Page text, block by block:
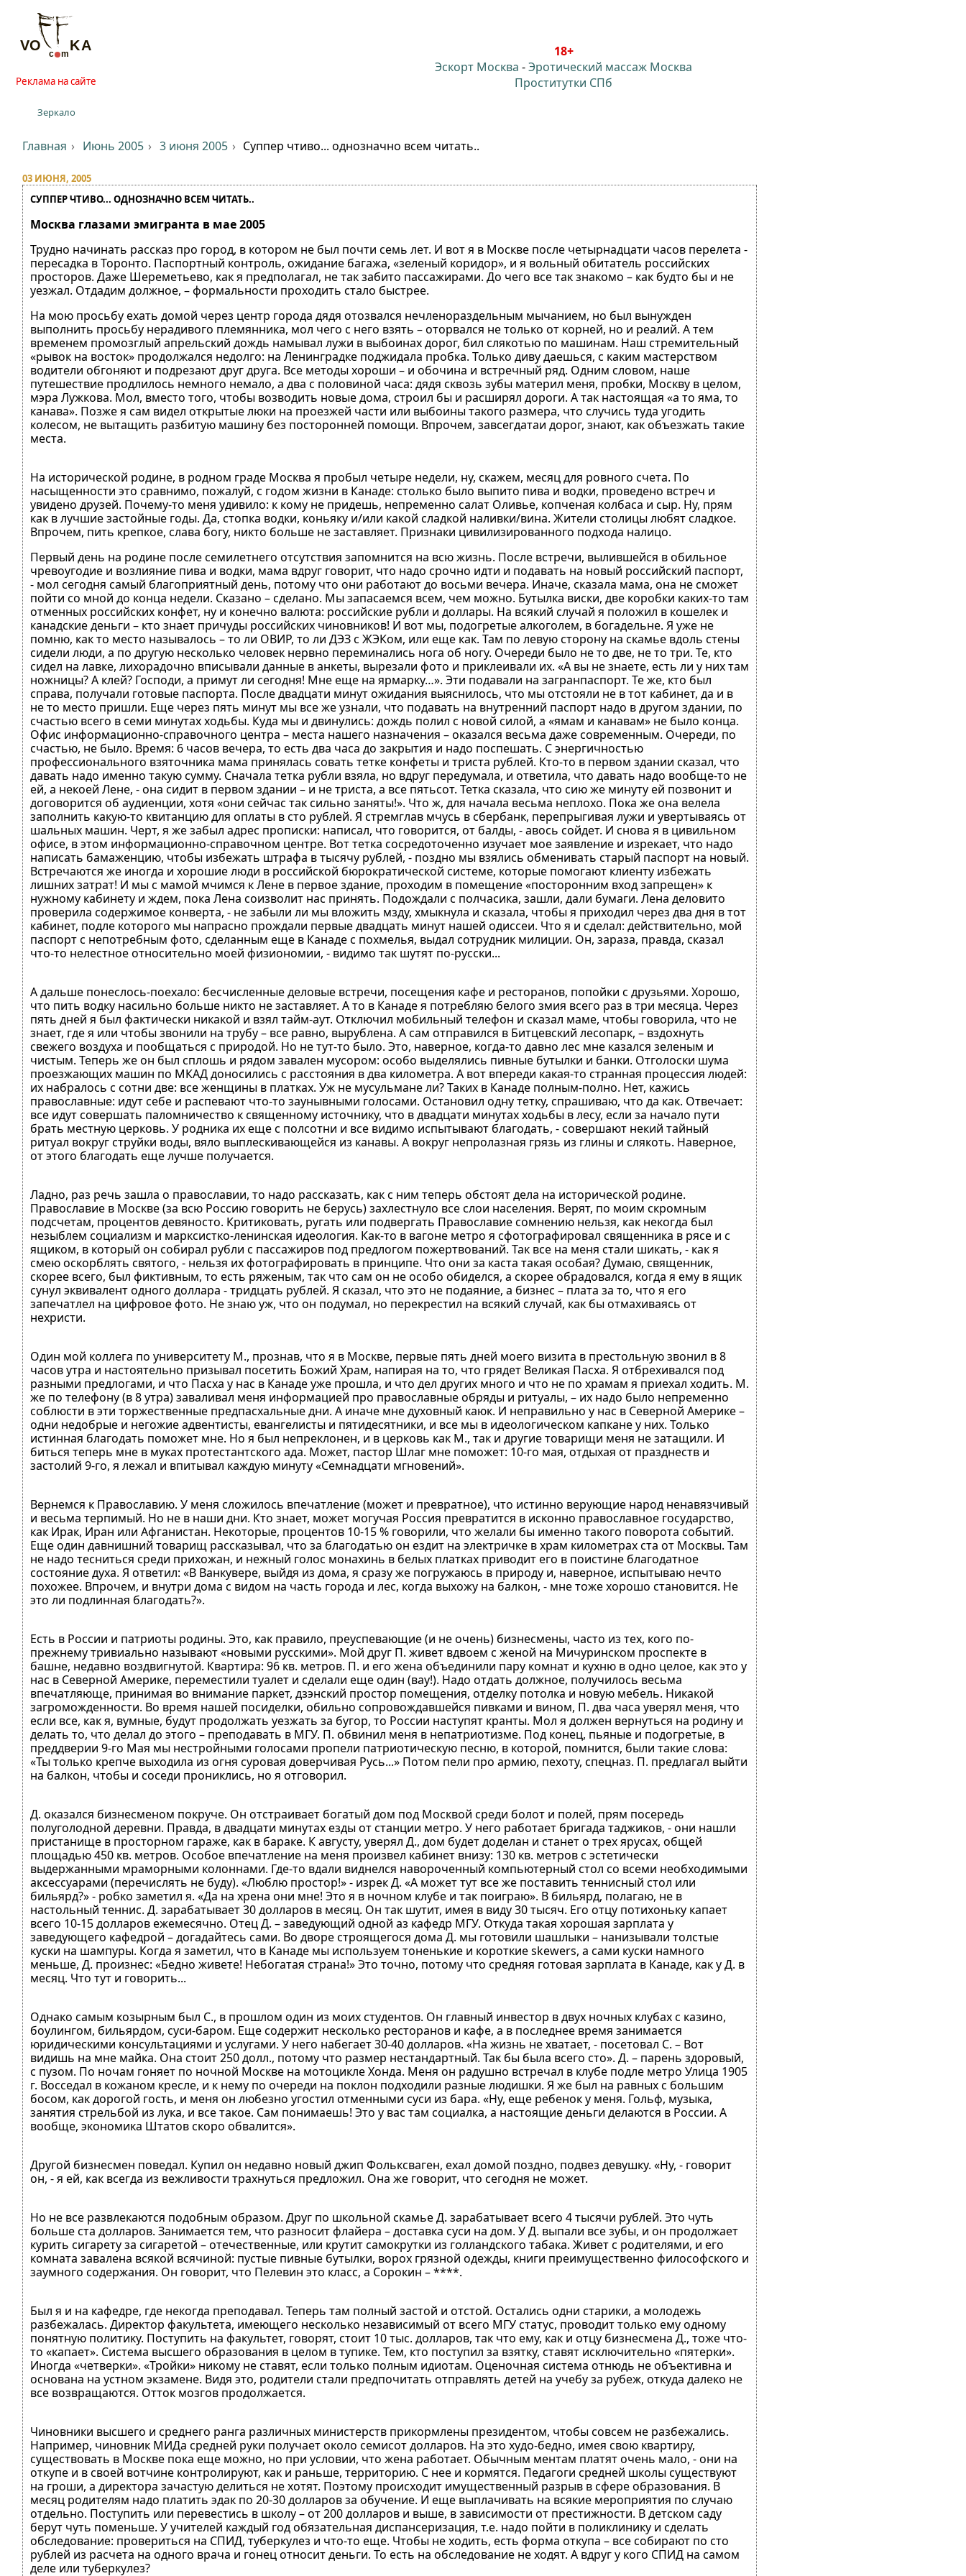
Реклама на сайте
Зеркало
18+
Эскорт Москва -Эротический массаж Москва
Проститутки СПб
Главная Июнь 2005 3 июня 2005 Суппер чтиво... однозначно всем читать..
03 ИЮНЯ, 2005
СУППЕР ЧТИВО... ОДНОЗНАЧНО ВСЕМ ЧИТАТЬ..
Москва глазами эмигранта в мае 2005
Трудно начинать рассказ про город, в котором не был почти семь лет. И вот я в Москве после четырнадцати часов перелета -
пересадка в Торонто. Паспортный контроль, ожидание багажа, «зеленый коридор», и я вольный обитатель российских
просторов. Даже Шереметьево, как я предполагал, не так забито пассажирами. До чего все так знакомо – как будто бы и не
уезжал. Отдадим должное, – формальности проходить стало быстрее.
На мою просьбу ехать домой через центр города дядя отозвался нечленораздельным мычанием, но был вынужден
выполнить просьбу нерадивого племянника, мол чего с него взять – оторвался не только от корней, но и реалий. А тем
временем промозглый апрельский дождь намывал лужи в выбоинах дорог, бил слякотью по машинам. Наш стремительный
«рывок на восток» продолжался недолго: на Ленинградке поджидала пробка. Только диву даешься, с каким мастерством
водители обгоняют и подрезают друг друга. Все методы хороши – и обочина и встречный ряд. Одним словом, наше
путешествие продлилось немного немало, а два с половиной часа: дядя сквозь зубы материл меня, пробки, Москву в целом,
мэра Лужкова. Мол, вместо того, чтобы возводить новые дома, строил бы и расширял дороги. А так настоящая «а то яма, то
канава». Позже я сам видел открытые люки на проезжей части или выбоины такого размера, что случись туда угодить
колесом, не вытащить разбитую машину без посторонней помощи. Впрочем, завсегдатаи дорог, знают, как объезжать такие
места.
На исторической родине, в родном граде Москва я пробыл четыре недели, ну, скажем, месяц для ровного счета. По
насыщенности это сравнимо, пожалуй, с годом жизни в Канаде: столько было выпито пива и водки, проведено встреч и
увидено друзей. Почему-то меня удивило: к кому не придешь, непременно салат Оливье, копченая колбаса и сыр. Ну, прям
как в лучшие застойные годы. Да, стопка водки, коньяку и/или какой сладкой наливки/вина. Жители столицы любят сладкое.
Впрочем, пить крепкое, слава богу, никто больше не заставляет. Признаки цивилизированного подхода налицо.
Первый день на родине после семилетнего отсутствия запомнится на всю жизнь. После встречи, вылившейся в обильное
чревоугодие и возлияние пива и водки, мама вдруг говорит, что надо срочно идти и подавать на новый российский паспорт,
- мол сегодня самый благоприятный день, потому что они работают до восьми вечера. Иначе, сказала мама, она не сможет
пойти со мной до конца недели. Сказано – сделано. Мы запасаемся всем, чем можно. Бутылка виски, две коробки каких-то там
отменных российских конфет, ну и конечно валюта: российские рубли и доллары. На всякий случай я положил в кошелек и
канадские деньги – кто знает причуды российских чиновников! И вот мы, подогретые алкоголем, в богадельне. Я уже не
помню, как то место называлось – то ли ОВИР, то ли ДЭЗ с ЖЭКом, или еще как. Там по левую сторону на скамье вдоль стены
сидели люди, а по другую несколько человек нервно переминались нога об ногу. Очереди было не то две, не то три. Те, кто
сидел на лавке, лихорадочно вписывали данные в анкеты, вырезали фото и приклеивали их. «А вы не знаете, есть ли у них там
ножницы? А клей? Господи, а примут ли сегодня! Мне еще на ярмарку…». Эти подавали на загранпаспорт. Те же, кто был
справа, получали готовые паспорта. После двадцати минут ожидания выяснилось, что мы отстояли не в тот кабинет, да и в
не то место пришли. Еще через пять минут мы все же узнали, что подавать на внутренний паспорт надо в другом здании, по
счастью всего в семи минутах ходьбы. Куда мы и двинулись: дождь полил с новой силой, а «ямам и канавам» не было конца.
Офис информационно-справочного центра – места нашего назначения – оказался весьма даже современным. Очереди, по
счастью, не было. Время: 6 часов вечера, то есть два часа до закрытия и надо поспешать. С энергичностью
профессионального взяточника мама принялась совать тетке конфеты и триста рублей. Кто-то в первом здании сказал, что
давать надо именно такую сумму. Сначала тетка рубли взяла, но вдруг передумала, и ответила, что давать надо вообще-то не
ей, а некоей Лене, - она сидит в первом здании – и не триста, а все пятьсот. Тетка сказала, что сию же минуту ей позвонит и
договорится об аудиенции, хотя «они сейчас так сильно заняты!». Что ж, для начала весьма неплохо. Пока же она велела
заполнить какую-то квитанцию для оплаты в сто рублей. Я стремглав мчусь в сбербанк, перепрыгивая лужи и увертываясь от
шальных машин. Черт, я же забыл адрес прописки: написал, что говорится, от балды, - авось сойдет. И снова я в цивильном
офисе, в этом информационно-справочном центре. Вот тетка сосредоточенно изучает мое заявление и изрекает, что надо
написать бамаженцию, чтобы избежать штрафа в тысячу рублей, - поздно мы взялись обменивать старый паспорт на новый.
Встречаются же иногда и хорошие люди в российской бюрократической системе, которые помогают клиенту избежать
лишних затрат! И мы с мамой мчимся к Лене в первое здание, проходим в помещение «посторонним вход запрещен» к
нужному кабинету и ждем, пока Лена соизволит нас принять. Подождали с полчасика, зашли, дали бумаги. Лена деловито
проверила содержимое конверта, - не забыли ли мы вложить мзду, хмыкнула и сказала, чтобы я приходил через два дня в тот
кабинет, подле которого мы напрасно прождали первые двадцать минут нашей одиссеи. Что я и сделал: действительно, мой
паспорт с непотребным фото, сделанным еще в Канаде с похмелья, выдал сотрудник милиции. Он, зараза, правда, сказал
что-то нелестное относительно моей физиономии, - видимо так шутят по-русски...
А дальше понеслось-поехало: бесчисленные деловые встречи, посещения кафе и ресторанов, попойки с друзьями. Хорошо,
что пить водку насильно больше никто не заставляет. А то в Канаде я потребляю белого змия всего раз в три месяца. Через
пять дней я был фактически никакой и взял тайм-аут. Отключил мобильный телефон и сказал маме, чтобы говорила, что не
знает, где я или чтобы звонили на трубу – все равно, вырублена. А сам отправился в Битцевский лесопарк, – вздохнуть
свежего воздуха и пообщаться с природой. Но не тут-то было. Это, наверное, когда-то давно лес мне казался зеленым и
чистым. Теперь же он был сплошь и рядом завален мусором: особо выделялись пивные бутылки и банки. Отголоски шума
проезжающих машин по МКАД доносились с расстояния в два километра. А вот впереди какая-то странная процессия людей:
их набралось с сотни две: все женщины в платках. Уж не мусульмане ли? Таких в Канаде полным-полно. Нет, кажись
православные: идут себе и распевают что-то заунывными голосами. Остановил одну тетку, спрашиваю, что да как. Отвечает:
все идут совершать паломничество к священному источнику, что в двадцати минутах ходьбы в лесу, если за начало пути
брать местную церковь. У родника их еще с полсотни и все видимо испытывают благодать, - совершают некий тайный
ритуал вокруг струйки воды, вяло выплескивающейся из канавы. А вокруг непролазная грязь из глины и слякоть. Наверное,
от этого благодать еще лучше получается.
Ладно, раз речь зашла о православии, то надо рассказать, как с ним теперь обстоят дела на исторической родине.
Православие в Москве (за всю Россию говорить не берусь) захлестнуло все слои населения. Верят, по моим скромным
подсчетам, процентов девяносто. Критиковать, ругать или подвергать Православие сомнению нельзя, как некогда был
незыблем социализм и марксистко-ленинская идеология. Как-то в вагоне метро я сфотографировал священника в рясе и с
ящиком, в который он собирал рубли с пассажиров под предлогом пожертвований. Так все на меня стали шикать, - как я
смею оскорблять святого, - нельзя их фотографировать в принципе. Что они за каста такая особая? Думаю, священник,
скорее всего, был фиктивным, то есть ряженым, так что сам он не особо обиделся, а скорее обрадовался, когда я ему в ящик
сунул эквивалент одного доллара - тридцать рублей. Я сказал, что это не подаяние, а бизнес – плата за то, что я его
запечатлел на цифровое фото. Не знаю уж, что он подумал, но перекрестил на всякий случай, как бы отмахиваясь от
нехристи.
Один мой коллега по университету М., прознав, что я в Москве, первые пять дней моего визита в престольную звонил в 8
часов утра и настоятельно призывал посетить Божий Храм, напирая на то, что грядет Великая Пасха. Я отбрехивался под
разными предлогами, и что Пасха у нас в Канаде уже прошла, и что дел других много и что не по храмам я приехал ходить. М.
же по телефону (в 8 утра) заваливал меня информацией про православные обряды и ритуалы, – их надо было непременно
соблюсти в эти торжественные предпасхальные дни. А иначе мне духовный каюк. И неправильно у нас в Северной Америке –
одни недобрые и негожие адвентисты, евангелисты и пятидесятники, и все мы в идеологическом капкане у них. Только
истинная благодать поможет мне. Но я был непреклонен, и в церковь как М., так и другие товарищи меня не затащили. И
биться теперь мне в муках протестантского ада. Может, пастор Шлаг мне поможет: 10-го мая, отдыхая от празднеств и
застолий 9-го, я лежал и впитывал каждую минуту «Семнадцати мгновений».
Вернемся к Православию. У меня сложилось впечатление (может и превратное), что истинно верующие народ ненавязчивый
и весьма терпимый. Но не в наши дни. Кто знает, может могучая Россия превратится в исконно православное государство,
как Ирак, Иран или Афганистан. Некоторые, процентов 10-15 % говорили, что желали бы именно такого поворота событий.
Еще один давнишний товарищ рассказывал, что за благодатью он ездит на электричке в храм километрах ста от Москвы. Там
не надо тесниться среди прихожан, и нежный голос монахинь в белых платках приводит его в поистине благодатное
состояние духа. Я ответил: «В Ванкувере, выйдя из дома, я сразу же погружаюсь в природу и, наверное, испытываю нечто
похожее. Впрочем, и внутри дома с видом на часть города и лес, когда выхожу на балкон, - мне тоже хорошо становится. Не
это ли подлинная благодать?».
Есть в России и патриоты родины. Это, как правило, преуспевающие (и не очень) бизнесмены, часто из тех, кого по-
прежнему тривиально называют «новыми русскими». Мой друг П. живет вдвоем с женой на Мичуринском проспекте в
башне, недавно воздвигнутой. Квартира: 96 кв. метров. П. и его жена объединили пару комнат и кухню в одно целое, как это у
нас в Северной Америке, переместили туалет и сделали еще один (вау!). Надо отдать должное, получилось весьма
впечатляюще, принимая во внимание паркет, дзэнский простор помещения, отделку потолка и новую мебель. Никакой
загроможденности. Во время нашей посиделки, обильно сопровождавшейся пивками и вином, П. два часа уверял меня, что
если все, как я, вумные, будут продолжать уезжать за бугор, то России наступят кранты. Мол я должен вернуться на родину и
делать то, что делал до этого – преподавать в МГУ. П. обвинил меня в непатриотизме. Под конец, пьяные и подогретые, в
преддверии 9-го Мая мы нестройными голосами пропели патриотическую песню, в которой, помнится, были такие слова:
«Ты только крепче выходила из огня суровая доверчивая Русь...» Потом пели про армию, пехоту, спецназ. П. предлагал выйти
на балкон, чтобы и соседи прониклись, но я отговорил.
Д. оказался бизнесменом покруче. Он отстраивает богатый дом под Москвой среди болот и полей, прям посередь
полуголодной деревни. Правда, в двадцати минутах езды от станции метро. У него работает бригада таджиков, - они нашли
пристанище в просторном гараже, как в бараке. К августу, уверял Д., дом будет доделан и станет о трех ярусах, общей
площадью 450 кв. метров. Особое впечатление на меня произвел кабинет внизу: 130 кв. метров с эстетически
выдержанными мраморными колоннами. Где-то вдали виднелся навороченный компьютерный стол со всеми необходимыми
аксессуарами (перечислять не буду). «Люблю простор!» - изрек Д. «А может тут все же поставить теннисный стол или
бильярд?» - робко заметил я. «Да на хрена они мне! Это я в ночном клубе и так поиграю». В бильярд, полагаю, не в
настольный теннис. Д. зарабатывает 30 долларов в месяц. Он так шутит, имея в виду 30 тысяч. Его отцу потихоньку капает
всего 10-15 долларов ежемесячно. Отец Д. – заведующий одной аз кафедр МГУ. Откуда такая хорошая зарплата у
заведующего кафедрой – догадайтесь сами. Во дворе строящегося дома Д. мы готовили шашлыки – нанизывали толстые
куски на шампуры. Когда я заметил, что в Канаде мы используем тоненькие и короткие skewers, а сами куски намного
меньше, Д. произнес: «Бедно живете! Небогатая страна!» Это точно, потому что средняя готовая зарплата в Канаде, как у Д. в
месяц. Что тут и говорить...
Однако самым козырным был С., в прошлом один из моих студентов. Он главный инвестор в двух ночных клубах с казино,
боулингом, бильярдом, суси-баром. Еще содержит несколько ресторанов и кафе, а в последнее время занимается
юридическими консультациями и услугами. У него набегает 30-40 долларов. «На жизнь не хватает, - посетовал С. – Вот
видишь на мне майка. Она стоит 250 долл., потому что размер нестандартный. Так бы была всего сто». Д. – парень здоровый,
с пузом. По ночам гоняет по ночной Москве на мотоцикле Хонда. Меня он радушно встречал в клубе подле метро Улица 1905
г. Восседал в кожаном кресле, и к нему по очереди на поклон подходили разные людишки. Я же был на равных с большим
босом, как дорогой гость, и меня он любезно угостил отменными суси из бара. «Ну, еще ребенок у меня. Гольф, музыка,
занятия стрельбой из лука, и все такое. Сам понимаешь! Это у вас там социалка, а настоящие деньги делаются в России. А
вообще, экономика Штатов скоро обвалится».
Другой бизнесмен поведал. Купил он недавно новый джип Фольксваген, ехал домой поздно, подвез девушку. «Ну, - говорит
он, - я ей, как всегда из вежливости трахнуться предложил. Она же говорит, что сегодня не может.
Но не все развлекаются подобным образом. Друг по школьной скамье Д. зарабатывает всего 4 тысячи рублей. Это чуть
больше ста долларов. Занимается тем, что разносит флайера – доставка суси на дом. У Д. выпали все зубы, и он продолжает
курить сигарету за сигаретой – отечественные, или крутит самокрутки из голландского табака. Живет с родителями, и его
комната завалена всякой всячиной: пустые пивные бутылки, ворох грязной одежды, книги преимущественно философского и
заумного содержания. Он говорит, что Пелевин это класс, а Сорокин – ****.
Был я и на кафедре, где некогда преподавал. Теперь там полный застой и отстой. Остались одни старики, а молодежь
разбежалась. Директор факультета, имеющего несколько независимый от всего МГУ статус, проводит только ему одному
понятную политику. Поступить на факультет, говорят, стоит 10 тыс. долларов, так что ему, как и отцу бизнесмена Д., тоже что-
то «капает». Система высшего образования в целом в тупике. Тем, кто поступил за взятку, ставят исключительно «пятерки».
Иногда «четверки». «Тройки» никому не ставят, если только полным идиотам. Оценочная система отнюдь не объективна и
основана на устном экзамене. Видя это, родители стали предпочитать отправлять детей на учебу за рубеж, откуда далеко не
все возвращаются. Отток мозгов продолжается.
Чиновники высшего и среднего ранга различных министерств прикормлены президентом, чтобы совсем не разбежались.
Например, чиновник МИДа средней руки получает около семисот долларов. На это худо-бедно, имея свою квартиру,
существовать в Москве пока еще можно, но при условии, что жена работает. Обычным ментам платят очень мало, - они на
откупе и в своей вотчине контролируют, как и раньше, территорию. С нее и кормятся. Педагоги средней школы существуют
на гроши, а директора зачастую делиться не хотят. Поэтому происходит имущественный разрыв в сфере образования. В
месяц родителям надо платить эдак по 20-30 долларов за обучение. И еще выплачивать на всякие мероприятия по случаю
отдельно. Поступить или перевестись в школу – от 200 долларов и выше, в зависимости от престижности. В детском саду
берут чуть поменьше. У учителей каждый год обязательная диспансеризация, т.е. надо пойти в поликлинику и сделать
обследование: провериться на СПИД, туберкулез и что-то еще. Чтобы не ходить, есть форма откупа – все собирают по сто
рублей из расчета на одного врача и гонец относит деньги. То есть на обследование не ходят. А вдруг у кого СПИД на самом
деле или туберкулез?